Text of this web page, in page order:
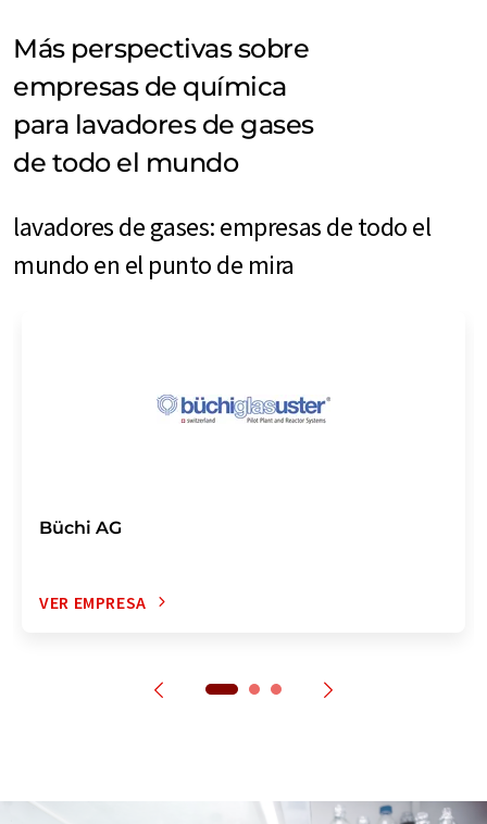
Más perspectivas sobre
empresas de química
para lavadores de gases
de todo el mundo
lavadores de gases: empresas de todo el
mundo en el punto de mira
Büchi AG
VER EMPRESA